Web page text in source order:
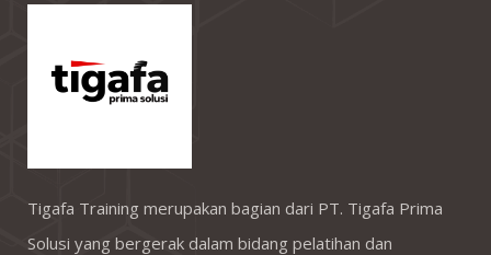
Tigafa Training merupakan bagian dari PT. Tigafa Prima
Solusi yang bergerak dalam bidang pelatihan dan